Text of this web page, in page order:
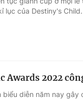
lục của Destiny's Child.
Awards 2022
biểu diễn năm nay